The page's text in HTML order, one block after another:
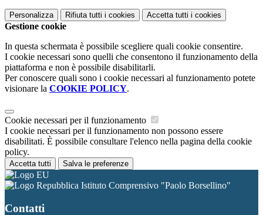
Personalizza Rifiuta tutti i cookies Accetta tutti i cookies
Gestione cookie
In questa schermata è possibile scegliere quali cookie consentire.
I cookie necessari sono quelli che consentono il funzionamento della
piattaforma e non è possibile disabilitarli.
Per conoscere quali sono i cookie necessari al funzionamento potete
visionare la COOKIE POLICY.
Cookie necessari per il funzionamento
I cookie necessari per il funzionamento non possono essere
disabilitati. È possibile consultare l'elenco nella pagina della cookie
policy.
Accetta tutti Salva le preferenze
Istituto Comprensivo "Paolo Borsellino"
Contatti